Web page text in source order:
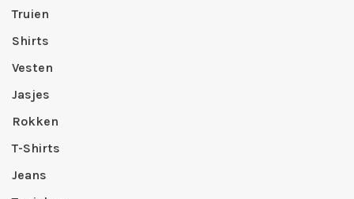
Truien
Shirts
Vesten
Jasjes
Rokken
T-Shirts
Jeans